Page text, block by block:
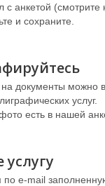
с анкетой
и сохраните.
документы можно
услуг.
есть в нашей
e-mail